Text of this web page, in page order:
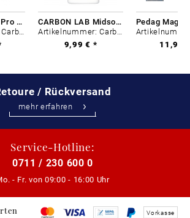
Collonil Carbon Pro 400 ml
Artikelnummer: Carbon-0
CARBON LAB Midsole Cleaner
Artikelnummer: Carbon-0
9,99 € *
11,99
/ Rückversand
mehr erfahren
Service-Hotline:
0711 / 230 600 0
- Fr. von 09:00 - 16:00 Uhr
Vorkasse